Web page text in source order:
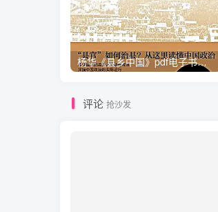
杨华《县乡中国》pdf电子书下载
评论 抢沙发